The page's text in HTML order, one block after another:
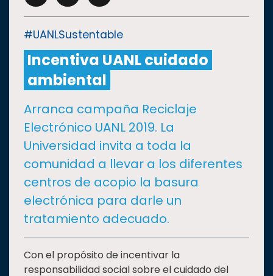
CULTURA
I+D+IEXPERTOS
SALUD
SUSTENTABILIDAD
TEMAS
#UANLSustentable
Incentiva UANL cuidado
ambiental
Arranca campaña Reciclaje
Electrónico UANL 2019. La
Universidad invita a toda la
comunidad a llevar a los diferentes
centros de acopio la basura
electrónica para darle un
tratamiento adecuado.
Con el propósito de incentivar la
responsabilidad social sobre el cuidado del